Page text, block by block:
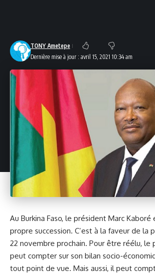
Dernière mise à jour : avril 15, 2021 10:34 am
TONY Ametepe
Au Burkina Faso, le président Marc Kaboré
propre succession. C’est à la faveur de la
22 novembre prochain. Pour être réélu, le
peut compter sur son bilan socio-
tout point de vue. Mais aussi, il peut